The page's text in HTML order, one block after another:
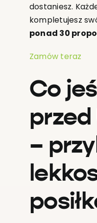
dostaniesz.
kompletujesz
ponad 30
Zamów teraz
Co
przed
–